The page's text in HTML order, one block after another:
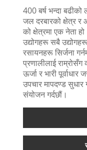
400 बर्ष भन्दा बढीको
जल दरबारको क्षेत्र
को क्षेत्रमा एक नेता
उद्योगहरू सबै
रसायनहरू सिर्जना
प्रणालीलाई राम्रोसँग
ऊर्जा र भारी
उपचार मापदण्ड सुधार
संयोजन गर्दछौं।